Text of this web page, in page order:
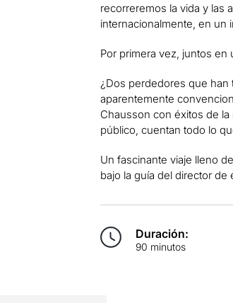
recorreremos la vida y las
internacionalmente, en un
Por primera vez, juntos en
¿Dos perdedores que
aparentemente
Chausson con éxitos de
público, cuentan todo lo
Un fascinante viaje lleno
bajo la guía del director de
Duración:
90 minutos